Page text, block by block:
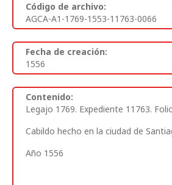
Código de archivo:
AGCA-A1-1769-1553-11763-0066
Fecha de creación:
1556
Contenido:
Legajo 1769. Expediente 11763.
Cabildo hecho en la ciudad de
Año 1556